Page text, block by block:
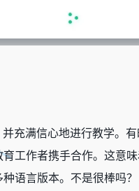
满信心地进行教学。
工作者携手合作。这意
语言版本。不是很棒吗？